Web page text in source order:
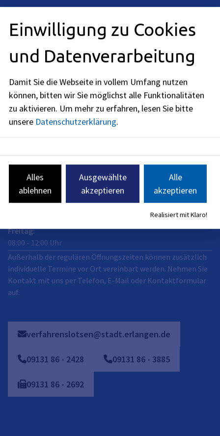
Anschrift
91052 Erlangen
Öffnungszeiten
jetzt geschlossen
Montag :
08:00-12:00Uhr
Mittwoch:
08:00- 12:00Uhr
Donnerstag:
Freitag:
08:00 - 12:00 Uhr
Außerhalb der regulären Öffnungszeiten können zusätzlich
individuelle Termine vor Ort vereinbart werden. Nehmen Sie
Kontakt mit uns per Telefon, E-Mail oder Kontaktformular
auf.
verfahrenslotsen@stadt.erlangen.de
09131 86 - 2428 09131 86 - 3885
09131 86 - 2692
Einwilligung zu Cookies
und Datenverarbeitung
Damit Sie die Webseite in vollem Umfang nutzen
können, bitten wir Sie möglichst alle Funktionalitäten
zu aktivieren. Um mehr zu erfahren, lesen Sie bitte
unsere Datenschutzerklärung.
Alles
ablehnen
Ausgewählte
akzeptieren
Alle
akzeptieren
Realisiert mit Klaro!